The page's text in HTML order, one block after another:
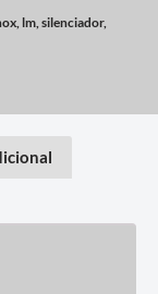
, lm,silenciador,